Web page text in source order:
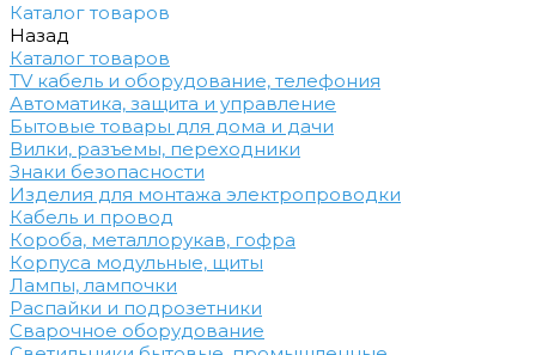
Каталог товаров
Назад
Каталог товаров
TV кабель и оборудование, телефония
Автоматика, защита и управление
Бытовые товары для дома и дачи
Вилки, разъемы, переходники
Знаки безопасности
Изделия для монтажа электропроводки
Кабель и провод
Короба, металлорукав, гофра
Корпуса модульные, щиты
Лампы, лампочки
Распайки и подрозетники
Сварочное оборудование